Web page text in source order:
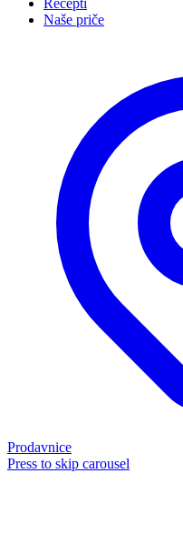
Recepti
Naše priče
Prodavnice
Press to skip carousel